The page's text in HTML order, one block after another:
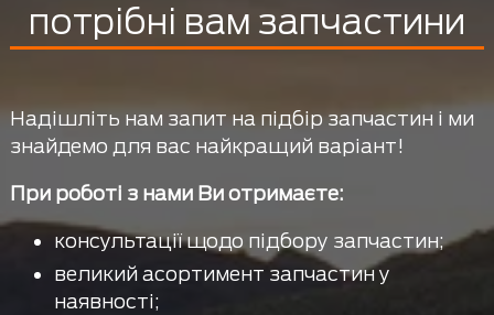
потрібні вам запчастини
Надішліть нам запит на підбір запчастин і ми
знайдемо для вас найкращий варіант!
При роботі з нами Ви отримаєте:
консультації щодо підбору запчастин;
великий асортимент запчастин у
наявності;